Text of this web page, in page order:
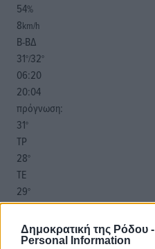
Δημοκρατική της Ρόδου -
Personal Information
54%
8km/h
Β-ΒΔ
31°/32°
06:20
20:04
πρόγνωση:
31°
ΤΡ
28°
ΤΕ
29°
ΠΕ
30 °
ΠΑ